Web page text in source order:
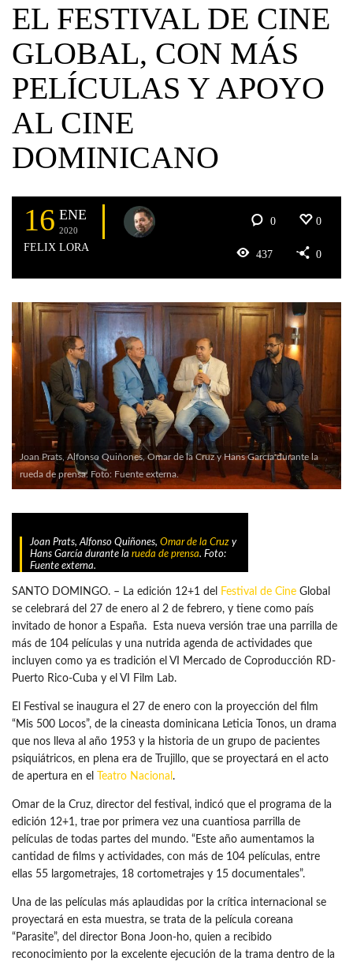
EL FESTIVAL DE CINE
GLOBAL, CON MÁS
PELÍCULAS Y APOYO
AL CINE
DOMINICANO
16 ENE
2020
FELIX LORA
0 0
437 0
Joan Prats, Alfonso Quiñones, Omar de la Cruz y Hans García durante la
rueda de prensa. Foto: Fuente externa.
Joan Prats, Alfonso Quiñones, Omar de la Cruz y
Hans García durante la rueda de prensa. Foto:
Fuente externa.
SANTO DOMINGO. – La edición 12+1 del Festival de Cine Global
se celebrará del 27 de enero al 2 de febrero, y tiene como país
invitado de honor a España. Esta nueva versión trae una parrilla de
más de 104 películas y una nutrida agenda de actividades que
incluyen como ya es tradición el VI Mercado de Coproducción RD-
Puerto Rico-Cuba y el VI Film Lab.
El Festival se inaugura el 27 de enero con la proyección del film
“Mis 500 Locos”, de la cineasta dominicana Leticia Tonos, un drama
que nos lleva al año 1953 y la historia de un grupo de pacientes
psiquiátricos, en plena era de Trujillo, que se proyectará en el acto
de apertura en el
Teatro Nacional .
Omar de la Cruz, director del festival, indicó que el programa de la
edición 12+1, trae por primera vez una cuantiosa parrilla de
películas de todas partes del mundo. “Este año aumentamos la
cantidad de films y actividades, con más de 104 películas, entre
ellas 55 largometrajes, 18 cortometrajes y 15 documentales”.
Una de las películas más aplaudidas por la crítica internacional se
proyectará en esta muestra, se trata de la película coreana
“Parasite”, del director Bona Joon-ho, quien a recibido
reconocimiento por la excelente ejecución de la trama dentro de la